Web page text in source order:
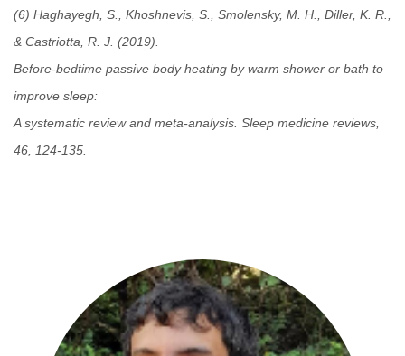
(6) Haghayegh, S., Khoshnevis, S., Smolensky, M. H., Diller, K. R.,
& Castriotta, R. J. (2019).
Before-bedtime passive body heating by warm shower or bath to
improve sleep:
A systematic review and meta-analysis. Sleep medicine reviews,
46, 124-135.